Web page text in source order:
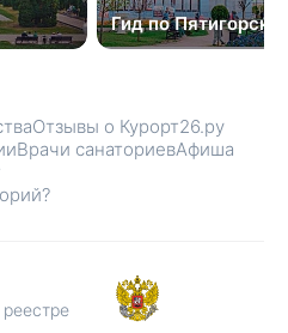
Гид по Пятигорску
Отзывы о Курорт26.ру
Врачи санаториевАфиша